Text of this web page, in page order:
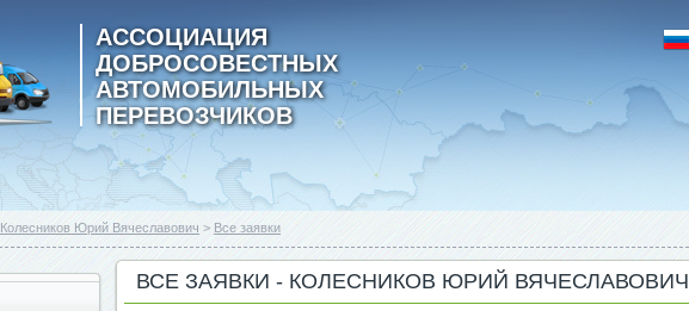
АССОЦИАЦИЯ
ДОБРОСОВЕСТНЫХ
АВТОМОБИЛЬНЫХ
ПЕРЕВОЗЧИКОВ
Колесников Юрий Вячеславович > Все заявки
ВСЕ ЗАЯВКИ - КОЛЕСНИКОВ ЮРИЙ ВЯЧЕСЛАВОВИЧ